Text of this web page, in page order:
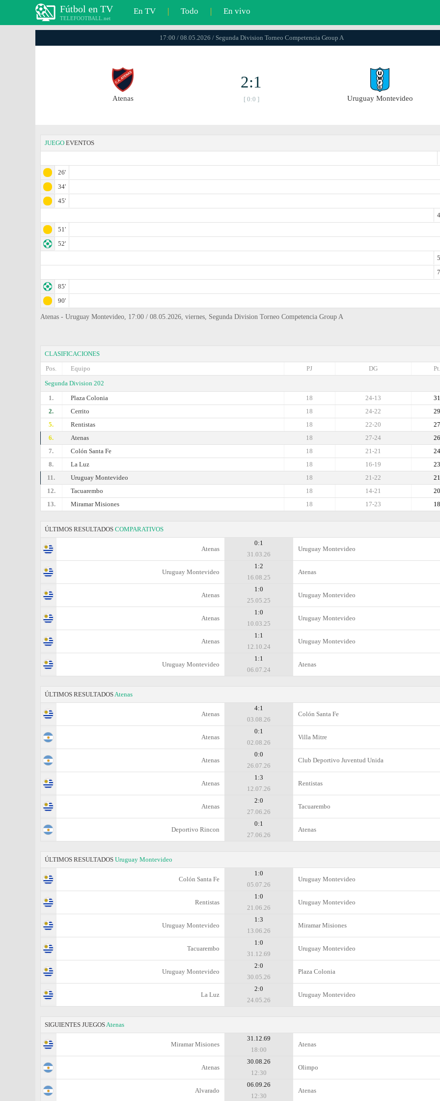
Fútbol en TV
TELEFOOTBALL.net
En TV | Todo | En vivo
17:00 / 08.05.2026 / Segunda Division Torneo Competencia Group A
Atenas
2:1
[ 0:0 ] Uruguay Montevideo
JUEGO EVENTOS
26'
34'
45'
51'
52'
85'
90'
Atenas - Uruguay Montevideo, 17:00 / 08.05.2026, viernes, Segunda Division Torneo Competencia Group A
CLASIFICACIONES
Pos.
Equipo Pt.
DG
PJ
Segunda Division 202
1.
Plaza Colonia 31
24-13
18
2.
Cerrito 29
24-22
18
5.
Rentistas 27
22-20
18
6.
Atenas 26
27-24
18
7.
Colón Santa Fe 24
21-21
18
8.
La Luz 23
16-19
18
11.
Uruguay Montevideo 21
21-22
18
12.
Tacuarembo 20
14-21
18
13.
Miramar Misiones 18
17-23
18
ÚLTIMOS RESULTADOS COMPARATIVOS
Atenas
0:1
31.03.26
Uruguay Montevideo
Uruguay Montevideo
1:2
16.08.25
Atenas
Atenas
1:0
25.05.25
Uruguay Montevideo
Atenas
1:0
10.03.25
Uruguay Montevideo
Atenas
1:1
12.10.24
Uruguay Montevideo
Uruguay Montevideo
1:1
06.07.24
Atenas
ÚLTIMOS RESULTADOSAtenas
Atenas
4:1
03.08.26
Colón Santa Fe
Atenas
0:1
02.08.26
Villa Mitre
Atenas
0:0
26.07.26
Club Deportivo Juventud Unida
Atenas
1:3
12.07.26
Rentistas
Atenas
2:0
27.06.26
Tacuarembo
Deportivo Rincon
0:1
27.06.26
Atenas
ÚLTIMOS RESULTADOS Uruguay Montevideo
Colón Santa Fe
1:0
05.07.26
Uruguay Montevideo
Rentistas
1:0
21.06.26
Uruguay Montevideo
Uruguay Montevideo
1:3
13.06.26
Miramar Misiones
Tacuarembo
1:0
31.12.69
Uruguay Montevideo
Uruguay Montevideo
2:0
30.05.26
Plaza Colonia
La Luz
2:0
24.05.26
Uruguay Montevideo
SIGUIENTES JUEGOSAtenas
Miramar Misiones
31.12.69
18:00
Atenas
Atenas
30.08.26
12:30
Olimpo
Alvarado
06.09.26
12:30
Atenas